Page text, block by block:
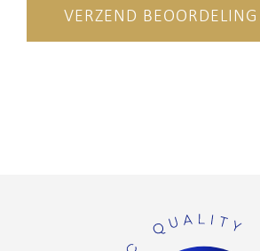
VERZEND BEOORDELING